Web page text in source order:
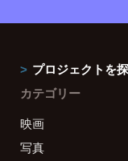
プロジェクトを
カテゴリー
映画
写真